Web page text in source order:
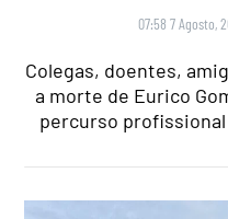
07:58 7 Agosto,
Colegas, doentes,
a morte de Eurico
percurso